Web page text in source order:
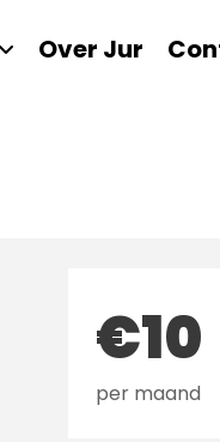
Over Jur
€10
per maand